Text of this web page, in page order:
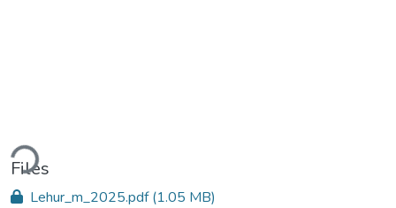
Files
Lehur_m_2025.pdf(1.05 MB)